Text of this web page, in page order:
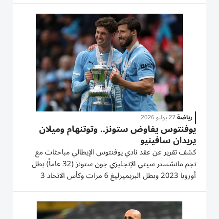
يوفنتوس فتح أولاً المباحثات مع وكلاء اللاعب الفائز...
رياضة27 يوليو 2026
يوفنتوس يفاوض ستونز.. وتوتنهام وميلان
يريدان سافينيو
كشف تقرير عن عقد نادي يوفنتوس الإيطالي مباحثات مع
نجم مانشستر سيتي الإنجليزي جون ستونز (32 عاماً) بطل
أوروبا 2023 وبطل البريميرليغ 6 مرات وكأس الاتحاد 3
مرات وكأس الرابطة 3 مرات. وارتبط اسم المدافع الدولي
بالعديد من الأندية المحلية، لكن يوفنتوس كان الوحيد الذي
اتصل بمعسكر اللاعب...